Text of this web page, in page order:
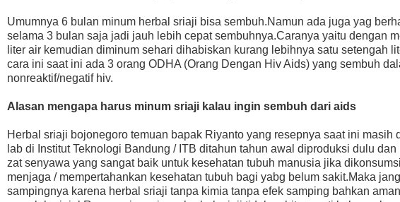
Umumnya 6 bulan minum herbal sriaji bisa sembuh.Namun ada juga yag
selama 3 bulan saja jadi jauh lebih cepat sembuhnya.Caranya yaitu dengan
liter air kemudian diminum sehari dihabiskan kurang lebihnya satu setengah
cara ini saat ini ada 3 orang ODHA (Orang Dengan Hiv Aids) yang sembuh
nonreaktif/negatif hiv.
Alasan mengapa harus minum sriaji kalau ingin sembuh dari aids
Herbal sriaji bojonegoro temuan bapak Riyanto yang resepnya saat ini
lab di Institut Teknologi Bandung / ITB ditahun tahun awal diproduksi dulu
zat senyawa yang sangat baik untuk kesehatan tubuh manusia jika
menjaga / mempertahankan kesehatan tubuh bagi yabg belum sakit.Maka
sampingnya karena herbal sriaji tanpa kimia tanpa efek samping bahkan